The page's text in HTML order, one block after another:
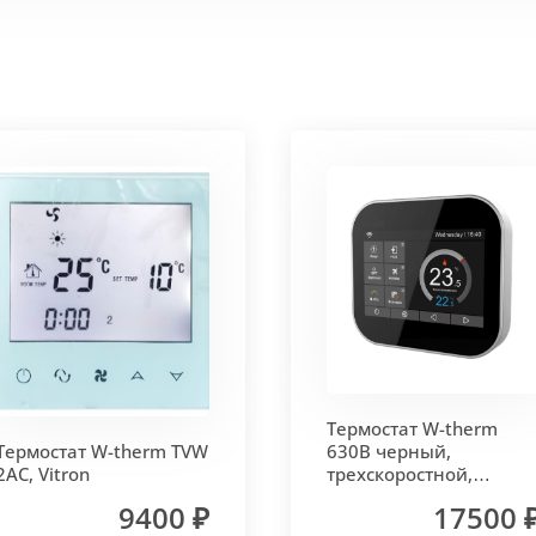
покрытием чёрного цвета.
- золото, бронза, чёрный, серебро (без доплат)
решетки - 13мм.Может быть изменена на 10 или 18
W-therm TVW
Vitron
9400 ₽
Термостат W-therm
630В черный,
трехскоростной,
17500